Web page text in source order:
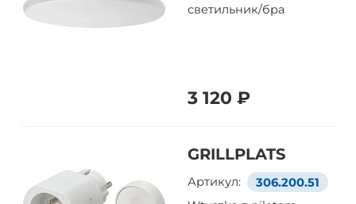
светильник/бра
3 120 ₽
GRILLPLATS
Артикул:
306.200.51